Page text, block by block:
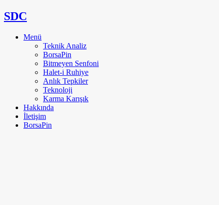
SDC
Menü
Teknik Analiz
BorsaPin
Bitmeyen Senfoni
Halet-i Ruhiye
Anlık Tepkiler
Teknoloji
Karma Karışık
Hakkında
İletişim
BorsaPin